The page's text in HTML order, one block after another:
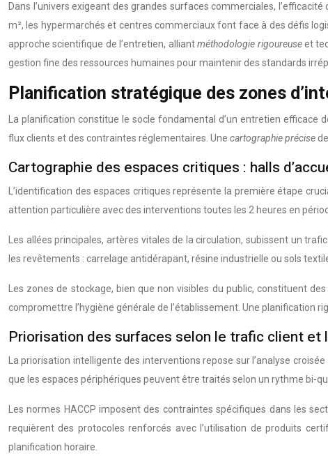
Dans l’univers exigeant des grandes surfaces commerciales,
m², les hypermarchés et centres commerciaux font face à des défis
approche scientifique de l’entretien, alliantméthodologie rigoureuseet
gestion fine des ressources humaines pour maintenir des standards
Planification stratégique des zones
La planification constitue le socle fondamental d’un entretien
flux clients et des contraintes réglementaires. Une cartographie précise
Cartographie des espaces critiques : halls
L’identification des espaces critiques représente la première étape
attention particulière avec des interventions toutes les 2 heures en
Les allées principales, artères vitales de la circulation, subissent un
les revêtements : carrelage antidérapant, résine industrielle ou sols
Les zones de stockage, bien que non visibles du public, constituent
compromettre l’hygiène générale de l’établissement. Une planification
Priorisation des surfaces selon le trafic client et
La priorisation intelligente des interventions repose sur l’analyse
que les espaces périphériques peuvent être traités selon un rythme bi-
Les normes HACCP imposent des contraintes spécifiques dans les
requièrent des protocoles renforcés avec l’utilisation de produits
planification horaire.